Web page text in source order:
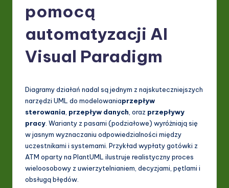
in
&
S
o
ft
w
pomocą
automatyzacji AI
Visual Paradigm
Diagramy działań nadal są jednym z najskuteczniejszych
narzędzi UML do modelowaniaprzepływ
sterowania przepływ danych , oraz przepływy
pracy . Warianty z pasami (podziałowe) wyróżniają się
w jasnym wyznaczaniu odpowiedzialności między
uczestnikami i systemami. Przykład wypłaty gotówki z
ATM oparty na PlantUML ilustruje realistyczny proces
wieloosobowy z uwierzytelnianiem, decyzjami, pętlami i
obsługą błędów.